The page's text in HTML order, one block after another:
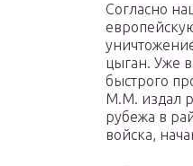
Согласно
цыган. Уже
быстрого
М.М. издал
рубежа в
войска,